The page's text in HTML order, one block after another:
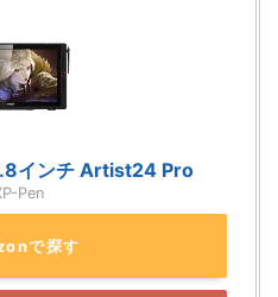
インチ Artist24 Pro
Pen
で探す